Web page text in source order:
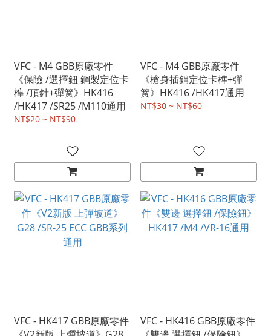
VFC - M4 GBB原廠零件
《保險 /選擇鈕 鋼製定位卡
榫 /頂針+彈簧》HK416
/HK417 /SR25 /M110通用
NT$20 ~ NT$90
VFC - M4 GBB原廠零件
《槍身插銷定位卡榫+彈
簧》HK416 /HK417通用
NT$30 ~ NT$60
VFC - HK417 GBB原廠零件
VFC - HK416 GBB原廠零件